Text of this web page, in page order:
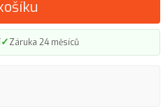
✓Záruka 24 měsíců